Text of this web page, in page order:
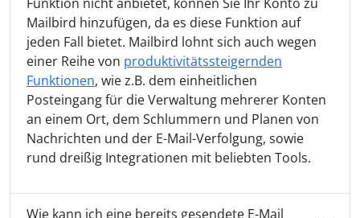
Mailbird hinzufügen, da es diese Funktion auf
jeden Fall bietet. Mailbird lohnt sich auch wegen
einer Reihe von produktivitätssteigernden
Funktionen, wie z.B. dem einheitlichen
Posteingang für die Verwaltung mehrerer Konten
an einem Ort, dem Schlummern und Planen von
Nachrichten und der E-Mail-Verfolgung, sowie
rund dreißig Integrationen mit beliebten Tools.
Wie kann ich eine bereits gesendete E-Mail